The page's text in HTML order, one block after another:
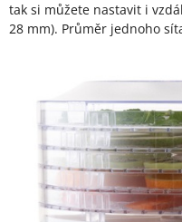
tak si můžete nastavit i
28 mm). Průměr jednoho